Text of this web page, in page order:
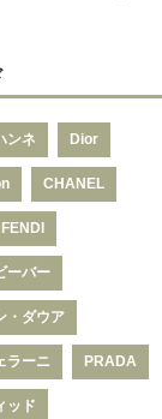
ンネ Dior
CHANEL
FENDI
ーバー
・ダウア
ラーニ PRADA
ッド